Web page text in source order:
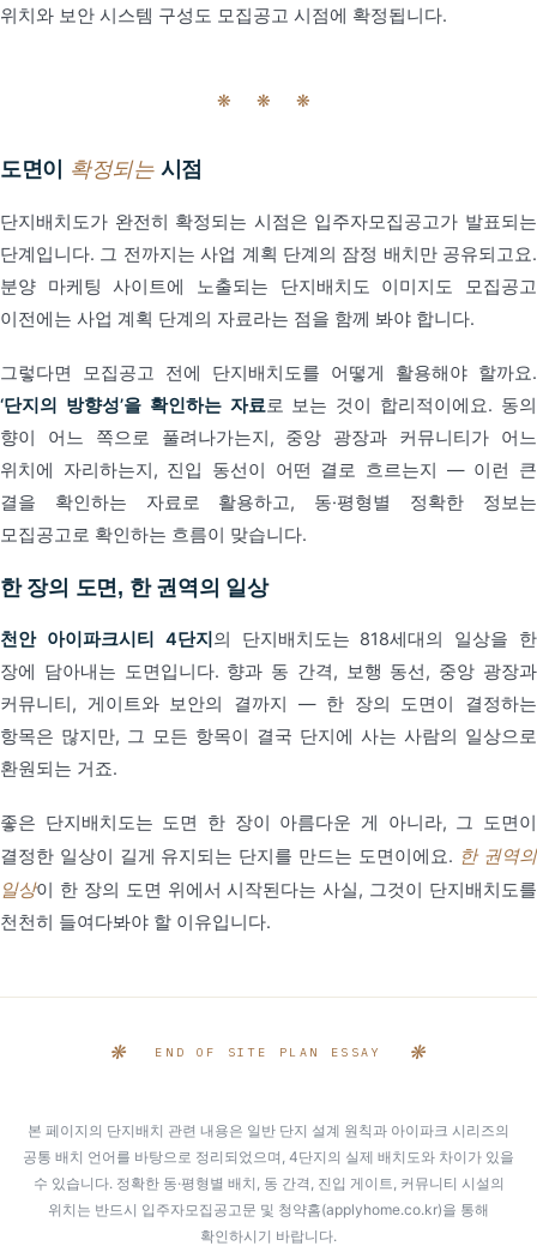
위치와 보안 시스템 구성도 모집공고 시점에 확정됩니다.
❋ ❋ ❋
도면이 확정되는시점
단지배치도가 완전히 확정되는 시점은 입주자모집공고가 발표되는
단계입니다. 그 전까지는 사업 계획 단계의 잠정 배치만 공유되고요.
분양 마케팅 사이트에 노출되는 단지배치도 이미지도 모집공고
이전에는 사업 계획 단계의 자료라는 점을 함께 봐야 합니다.
그렇다면 모집공고 전에 단지배치도를 어떻게 활용해야 할까요.
‘단지의 방향성’을 확인하는 자료로 보는 것이 합리적이에요. 동의
향이 어느 쪽으로 풀려나가는지, 중앙 광장과 커뮤니티가 어느
위치에 자리하는지, 진입 동선이 어떤 결로 흐르는지 — 이런 큰
결을 확인하는 자료로 활용하고, 동·평형별 정확한 정보는
모집공고로 확인하는 흐름이 맞습니다.
한 장의 도면, 한 권역의 일상
천안 아이파크시티 4단지의 단지배치도는 818세대의 일상을 한
장에 담아내는 도면입니다. 향과 동 간격, 보행 동선, 중앙 광장과
커뮤니티, 게이트와 보안의 결까지 — 한 장의 도면이 결정하는
항목은 많지만, 그 모든 항목이 결국 단지에 사는 사람의 일상으로
환원되는 거죠.
좋은 단지배치도는 도면 한 장이 아름다운 게 아니라, 그 도면이
결정한 일상이 길게 유지되는 단지를 만드는 도면이에요. 한 권역의
일상이 한 장의 도면 위에서 시작된다는 사실, 그것이 단지배치도를
천천히 들여다봐야 할 이유입니다.
❋ END OF SITE PLAN ESSAY ❋
본 페이지의 단지배치 관련 내용은 일반 단지 설계 원칙과 아이파크 시리즈의
공통 배치 언어를 바탕으로 정리되었으며, 4단지의 실제 배치도와 차이가 있을
수 있습니다. 정확한 동·평형별 배치, 동 간격, 진입 게이트, 커뮤니티 시설의
위치는 반드시 입주자모집공고문 및 청약홈(applyhome.co.kr)을 통해
확인하시기 바랍니다.